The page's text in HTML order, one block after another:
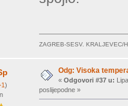
ZAGREB-SESV. KRALJEVEC/
)
Odg: Visoka
« Odgovori #37 u:
poslijepodne »